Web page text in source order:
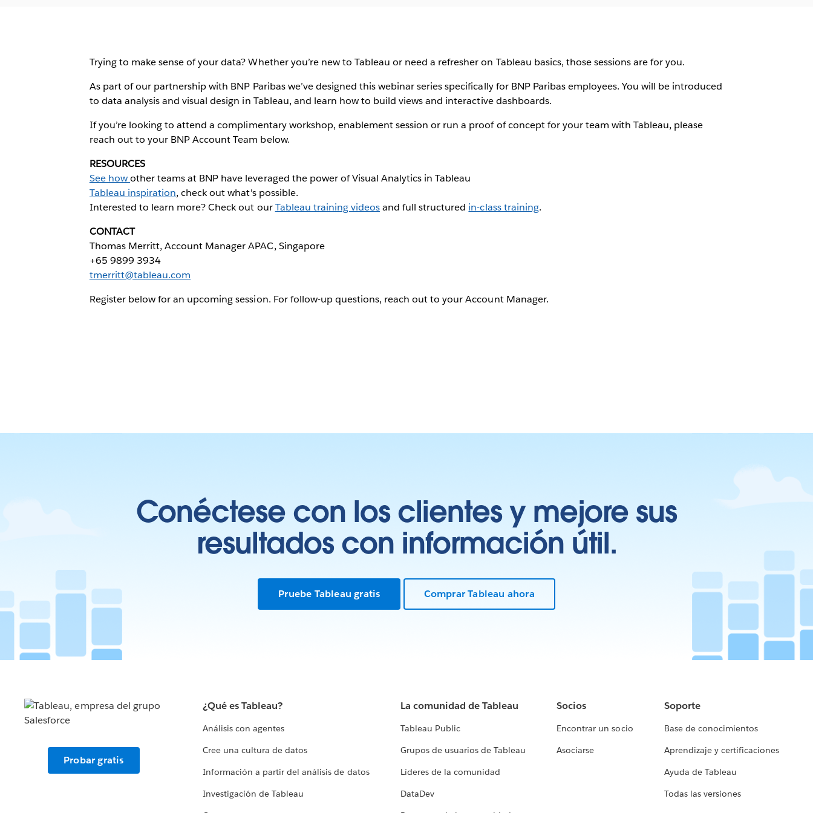
Trying to make sense of your data? Whether you’re new to Tableau or need a refresher on Tableau basics, those sessions are for you.
As part of our partnership with BNP Paribas we’ve designed this webinar series specifically for BNP Paribas employees. You will be introduced
to data analysis and visual design in Tableau, and learn how to build views and interactive dashboards.
If you’re looking to attend a complimentary workshop, enablement session or run a proof of concept for your team with Tableau, please
reach out to your BNP Account Team below.
RESOURCES
See howother teams at BNP have leveraged the power of Visual Analytics in Tableau
Tableau inspiration, check out what's possible.
Interested to learn more? Check out ourTableau training videosand full structured in-class training.
CONTACT
Thomas Merritt, Account Manager APAC, Singapore
+65 9899 3934
tmerritt@tableau.com
Register below for an upcoming session. For follow-up questions, reach out to your Account Manager.
Conéctese con los clientes y mejore sus
resultados con información útil.
Pruebe Tableau gratis Comprar Tableau ahora
Probar gratis
¿Qué es Tableau?
Análisis con agentes
Cree una cultura de datos
Información a partir del análisis de datos
Investigación de Tableau
La comunidad de Tableau
Tableau Public
Grupos de usuarios de Tableau
Líderes de la comunidad
DataDev
Socios
Encontrar un socio
Asociarse
Soporte
Base de conocimientos
Aprendizaje y certificaciones
Ayuda de Tableau
Todas las versiones